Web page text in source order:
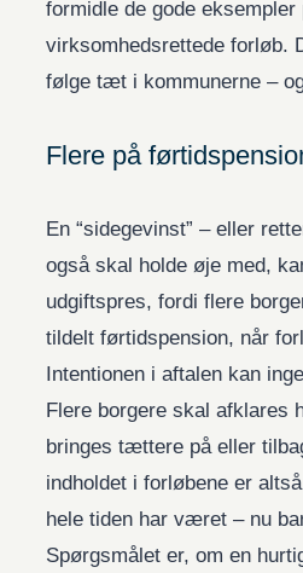
formidle de gode eksempler
virksomhedsrettede forløb.
følge tæt i kommunerne –
Flere på
En “sidegevinst” – eller
også skal holde øje med,
udgiftspres, fordi flere
tildelt førtidspension, når
Intentionen i aftalen kan
Flere borgere skal afklares
bringes tættere på eller
indholdet i forløbene er
hele tiden har været – nu
Spørgsmålet er, om en